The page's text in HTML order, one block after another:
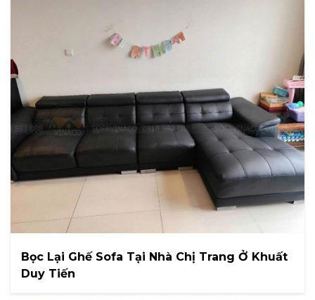
Bọc Lại Ghế Sofa Tại Nhà Chị Trang Ở Khuất
Duy Tiến